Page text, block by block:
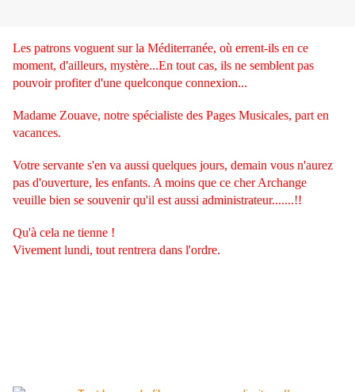
Les patrons voguent sur la Méditerranée, où errent-ils en ce
moment, d'ailleurs, mystère...En tout cas, ils ne semblent pas
pouvoir profiter d'une quelconque connexion...
Madame Zouave, notre spécialiste des Pages Musicales, part en
vacances.
Votre servante s'en va aussi quelques jours, demain vous n'aurez
pas d'ouverture, les enfants. A moins que ce cher Archange
veuille bien se souvenir qu'il est aussi administrateur.......!!
Qu'à cela ne tienne !
Vivement lundi, tout rentrera dans l'ordre.